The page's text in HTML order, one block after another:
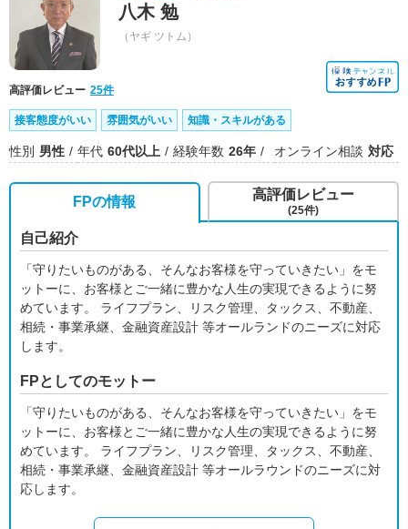
八木 勉
（ヤギ ツトム）
高評価レビュー 25件
接客態度がいい 雰囲気がいい 知識・スキルがある
性別 男性 年代 60代以上 経験年数 26年 オンライン相談 対応
FPの情報
自己紹介
「守りたいものがある、そんなお客様を守っていきたい」をモ
ットーに、お客様とご一緒に豊かな人生の実現できるように努
めています。 ライフプラン、リスク管理、タックス、不動産、
相続・事業承継、金融資産設計 等オールランドのニーズに対応
します。
FPとしてのモットー
「守りたいものがある、そんなお客様を守っていきたい」をモ
ットーに、お客様とご一緒に豊かな人生の実現できるように努
めています。 ライフプラン、リスク管理、タックス、不動産、
相続・事業承継、金融資産設計 等オールラウンドのニーズに対
応します。
高評価レビュー
(25件)